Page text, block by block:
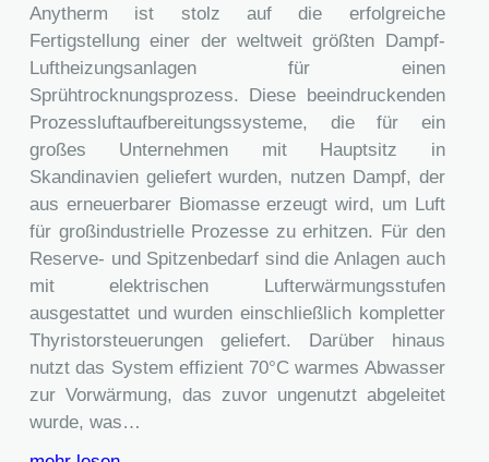
Anytherm ist stolz auf die erfolgreiche
Fertigstellung einer der weltweit größten Dampf-
Luftheizungsanlagen für einen
Sprühtrocknungsprozess. Diese beeindruckenden
Prozessluftaufbereitungssysteme, die für ein
großes Unternehmen mit Hauptsitz in
Skandinavien geliefert wurden, nutzen Dampf, der
aus erneuerbarer Biomasse erzeugt wird, um Luft
für großindustrielle Prozesse zu erhitzen. Für den
Reserve- und Spitzenbedarf sind die Anlagen auch
mit elektrischen Lufterwärmungsstufen
ausgestattet und wurden einschließlich kompletter
Thyristorsteuerungen geliefert. Darüber hinaus
nutzt das System effizient 70°C warmes Abwasser
zur Vorwärmung, das zuvor ungenutzt abgeleitet
wurde, was…